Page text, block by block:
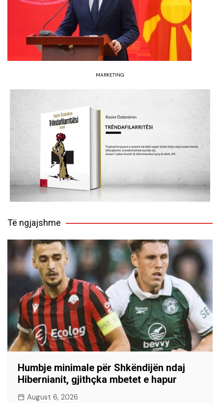
MARKETING
Të ngjajshme
Humbje minimale për Shkëndijën ndaj
Hibernianit, gjithçka mbetet e hapur
August 6, 2026